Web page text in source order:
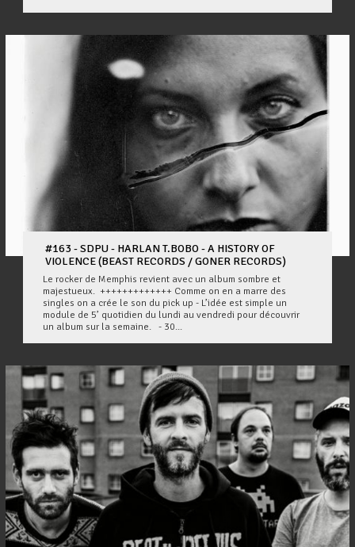
#163 - SDPU - HARLAN T.BOBO - A HISTORY OF
VIOLENCE (BEAST RECORDS / GONER RECORDS)
Le rocker de Memphis revient avec un album sombre et
majestueux. +++++++++++++ Comme on en a marre des
singles on a crée le son du pick up - L’idée est simple un
module de 5’ quotidien du lundi au vendredi pour découvrir
un album sur la semaine. - 30...